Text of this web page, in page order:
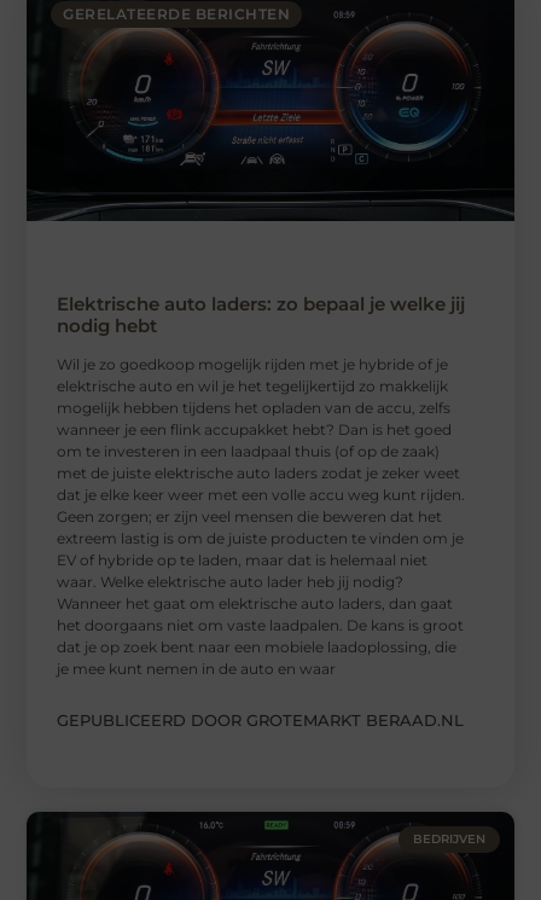
GERELATEERDE BERICHTEN
Elektrische auto laders: zo bepaal je welke jij
nodig hebt
Wil je zo goedkoop mogelijk rijden met je hybride of je
elektrische auto en wil je het tegelijkertijd zo makkelijk
mogelijk hebben tijdens het opladen van de accu, zelfs
wanneer je een flink accupakket hebt? Dan is het goed
om te investeren in een laadpaal thuis (of op de zaak)
met de juiste elektrische auto laders zodat je zeker weet
dat je elke keer weer met een volle accu weg kunt rijden.
Geen zorgen; er zijn veel mensen die beweren dat het
extreem lastig is om de juiste producten te vinden om je
EV of hybride op te laden, maar dat is helemaal niet
waar. Welke elektrische auto lader heb jij nodig?
Wanneer het gaat om elektrische auto laders, dan gaat
het doorgaans niet om vaste laadpalen. De kans is groot
dat je op zoek bent naar een mobiele laadoplossing, die
je mee kunt nemen in de auto en waar
GEPUBLICEERD DOOR GROTEMARKT BERAAD.NL
BEDRIJVEN